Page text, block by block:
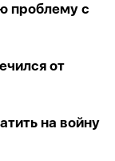
проблему с
от
на войну